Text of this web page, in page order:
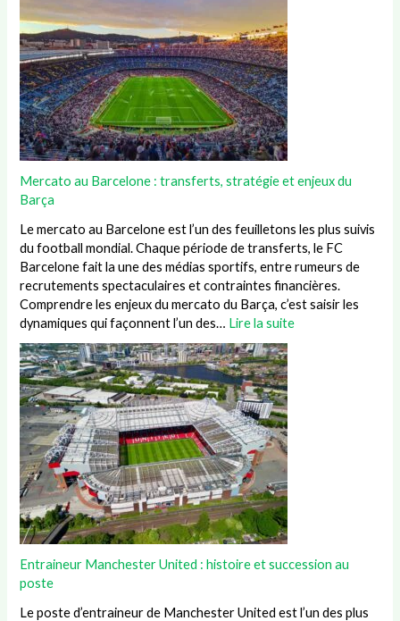
Mercato au Barcelone : transferts, stratégie et enjeux du
Barça
Le mercato au Barcelone est l’un des feuilletons les plus suivis
du football mondial. Chaque période de transferts, le FC
Barcelone fait la une des médias sportifs, entre rumeurs de
recrutements spectaculaires et contraintes financières.
Comprendre les enjeux du mercato du Barça, c’est saisir les
dynamiques qui façonnent l’un des… Lire la suite
Entraineur Manchester United : histoire et succession au
poste
Le poste d’entraineur de Manchester United est l’un des plus